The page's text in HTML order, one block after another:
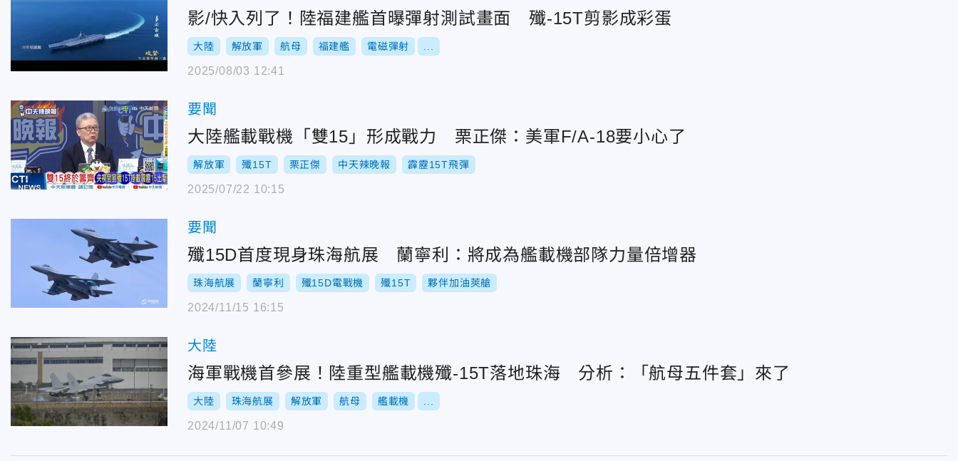
影/快入列了！陸福建艦首曝彈射測試畫面 殲-15T剪影成彩蛋
大陸 解放軍 航母 福建艦 電磁彈射
2025/08/03 12:41
要聞
大陸艦載戰機「雙15」形成戰力 栗正傑：美軍F/A-18要小心了
解放軍 殲15T 栗正傑 中天辣晚報 霹靂15T飛彈
2025/07/22 10:15
要聞
殲15D首度現身珠海航展 蘭寧利：將成為艦載機部隊力量倍增器
珠海航展 蘭寧利 殲15D電戰機 殲15T 夥伴加油莢艙
2024/11/15 16:15
大陸
海軍戰機首參展！陸重型艦載機殲-15T落地珠海 分析：「航母五件套」來了
大陸 珠海航展 解放軍 航母 艦載機
2024/11/07 10:49